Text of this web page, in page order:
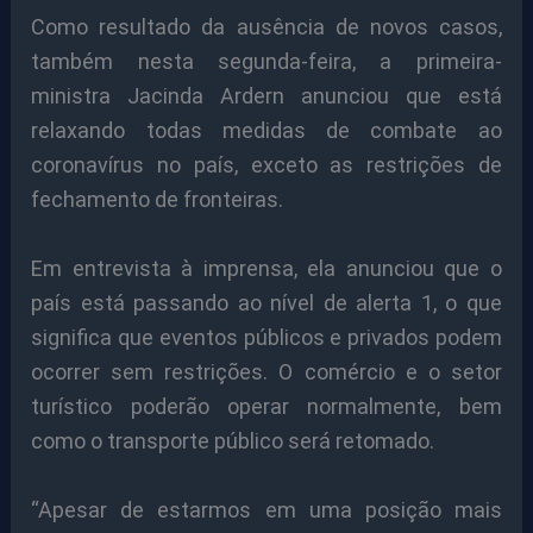
Como resultado da ausência de novos casos,
também nesta segunda-feira, a primeira-
ministra Jacinda Ardern anunciou que está
relaxando todas medidas de combate ao
coronavírus no país, exceto as restrições de
fechamento de fronteiras.
Em entrevista à imprensa, ela anunciou que o
país está passando ao nível de alerta 1, o que
significa que eventos públicos e privados podem
ocorrer sem restrições. O comércio e o setor
turístico poderão operar normalmente, bem
como o transporte público será retomado.
“Apesar de estarmos em uma posição mais